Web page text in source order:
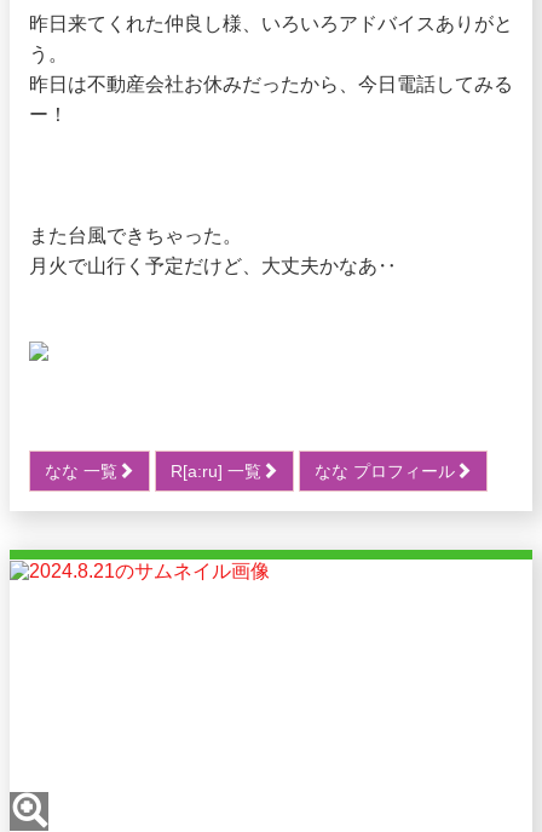
昨日来てくれた仲良し様、いろいろアドバイスありがと
う。
昨日は不動産会社お休みだったから、今日電話してみる
ー！
また台風できちゃった。
月火で山行く予定だけど、大丈夫かなあ‥
なな 一覧 R[a:ru] 一覧 なな プロフィール